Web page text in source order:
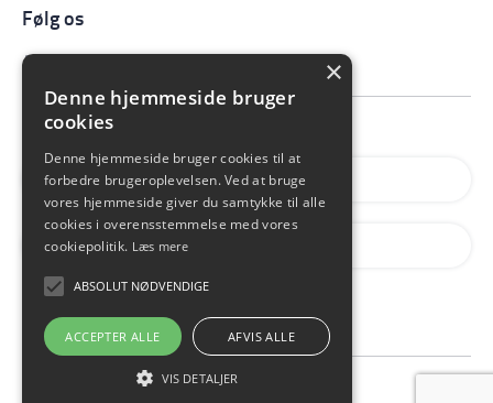
Følg os
×
Denne hjemmeside bruger
cookies
Denne hjemmeside bruger cookies til at
forbedre brugeroplevelsen. Ved at bruge
vores hjemmeside giver du samtykke til alle
cookies i overensstemmelse med vores
cookiepolitik. Læs mere
ABSOLUT NØDVENDIGE
ACCEPTER ALLE AFVIS ALLE
VIS DETALJER